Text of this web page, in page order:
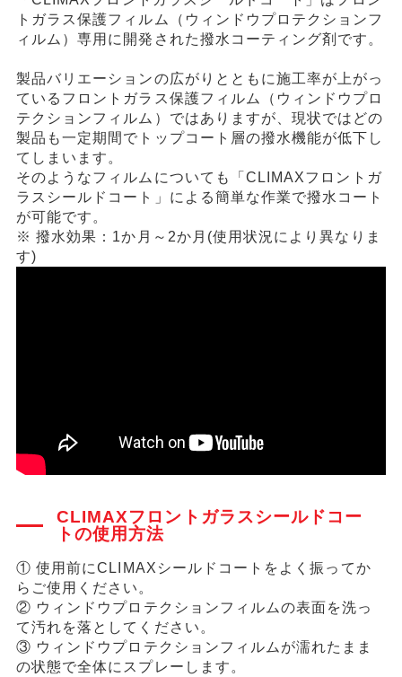
トガラス保護フィルム（ウィンドウプロテクションフ
ィルム）専用に開発された撥水コーティング剤です。
製品バリエーションの広がりとともに施工率が上がっ
ているフロントガラス保護フィルム（ウィンドウプロ
テクションフィルム）ではありますが、現状ではどの
製品も一定期間でトップコート層の撥水機能が低下し
てしまいます。
そのようなフィルムについても「CLIMAXフロントガ
ラスシールドコート」による簡単な作業で撥水コート
が可能です。
※ 撥水効果：1か月～2か月(使用状況により異なりま
す)
CLIMAXフロントガラスシールドコー
トの使用方法
① 使用前にCLIMAXシールドコートをよく振ってか
らご使用ください。
② ウィンドウプロテクションフィルムの表面を洗っ
て汚れを落としてください。
③ ウィンドウプロテクションフィルムが濡れたまま
の状態で全体にスプレーします。